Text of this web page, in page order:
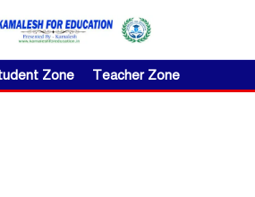
Zone Teacher Zone